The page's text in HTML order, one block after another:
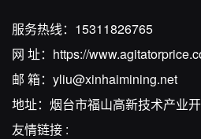
服务热线： 15311826765
网 址： https://
邮 箱： yliu@xinhaimining.net
地址：烟台市福山高新技术产业
友情链接 :